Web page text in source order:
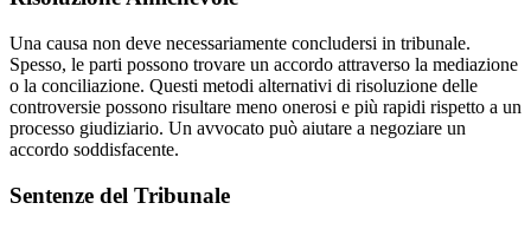
Una causa non deve necessariamente concludersi in tribunale.
Spesso, le parti possono trovare un accordo attraverso la mediazione
o la conciliazione. Questi metodi alternativi di risoluzione delle
controversie possono risultare meno onerosi e più rapidi rispetto a un
processo giudiziario. Un avvocato può aiutare a negoziare un
accordo soddisfacente.
Sentenze del Tribunale